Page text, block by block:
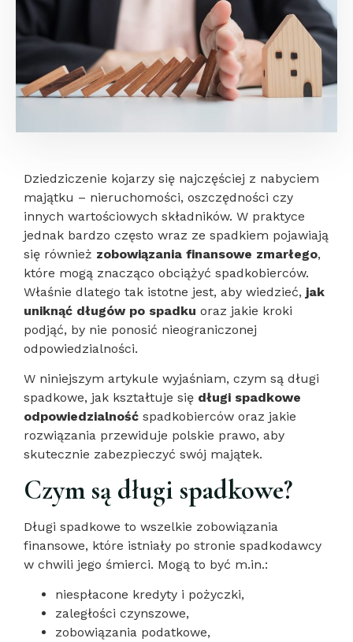
Dziedziczenie kojarzy się najczęściej z nabyciem
majątku – nieruchomości, oszczędności czy
innych wartościowych składników. W praktyce
jednak bardzo często wraz ze spadkiem pojawiają
się również zobowiązania finansowe zmarłego,
które mogą znacząco obciążyć spadkobierców.
Właśnie dlatego tak istotne jest, aby wiedzieć, jak
uniknąć długów po spadku oraz jakie kroki
podjąć, by nie ponosić nieograniczonej
odpowiedzialności.
W niniejszym artykule wyjaśniam, czym są długi
spadkowe, jak kształtuje się długi spadkowe
odpowiedzialność spadkobierców oraz jakie
rozwiązania przewiduje polskie prawo, aby
skutecznie zabezpieczyć swój majątek.
Czym są długi spadkowe?
Długi spadkowe to wszelkie zobowiązania
finansowe, które istniały po stronie spadkodawcy
w chwili jego śmierci. Mogą to być m.in.:
niespłacone kredyty i pożyczki,
zaległości czynszowe,
zobowiązania podatkowe,